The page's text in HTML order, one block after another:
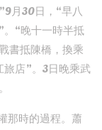
月30日，“早八
。“晚十一時半抵
書抵陳橋，換乘
店”。3日晚乘武
那時的過程。蕭